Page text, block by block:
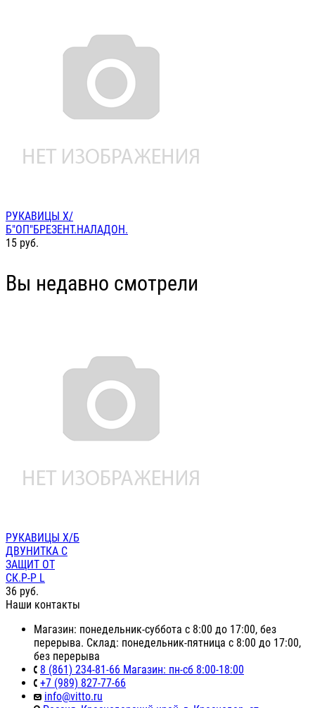
РУКАВИЦЫ Х/
Б"ОП"БРЕЗЕНТ.НАЛАДОН.
15 руб.
Вы недавно смотрели
РУКАВИЦЫ Х/Б
ДВУНИТКА С
ЗАЩИТ ОТ
СК.Р-Р L
36 руб.
Наши контакты
Магазин: понедельник-суббота с 8:00 до 17:00, без
перерыва. Склад: понедельник-пятница с 8:00 до 17:00,
без перерыва
8 (861) 234-81-66 Магазин: пн-сб 8:00-18:00
+7 (989) 827-77-66
info@vitto.ru